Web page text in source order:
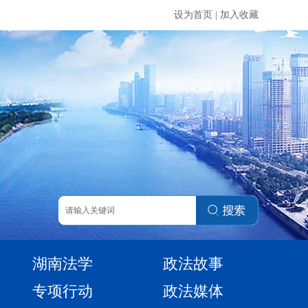
设为首页 加入收藏
湖南法学
政法故事
专项行动
政法媒体